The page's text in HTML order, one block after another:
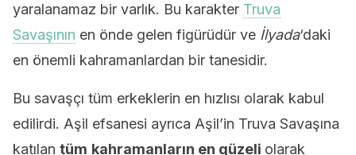
yaralanamaz bir varlık. Bu karakter Truva
Savaşının en önde gelen figürüdür ve İlyada‘daki
en önemli kahramanlardan bir tanesidir.
Bu savaşçı tüm erkeklerin en hızlısı olarak kabul
edilirdi. Aşil efsanesi ayrıca Aşil’in Truva Savaşına
katılan tüm kahramanların en güzeli olarak